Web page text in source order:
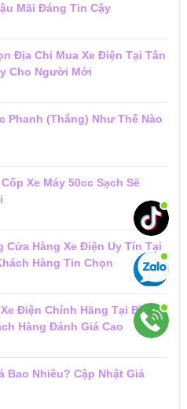
Mãi Đáng Tin Cậy
Địa Chỉ Mua Xe Điện Tại Tân
Cho Người Mới
Phanh (Thắng) Như Thế Nào
Xe Máy 50cc Sạch Sẽ
Cửa Hàng Xe Điện Uy Tín Tại
Hàng Tin Chọn
Điện Chính Hãng Tại Bình
Hàng Đánh Giá Cao
Bao Nhiêu? Cập Nhật Giá